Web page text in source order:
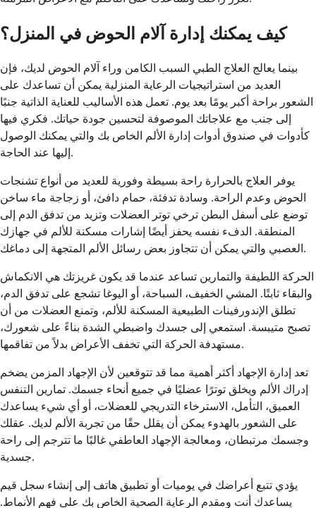
كيف يمكنك إدارة آلام الحوض في المنزل؟
بينما يعالج العلاج الطبي السبب الكامن وراء آلام الحوض لديك، فإن
العديد من استراتيجيات الرعاية المنزلية يمكن أن تساعدك على
الشعور براحة أكبر يومًا بعد يوم. تعمل هذه الأساليب للعناية الذاتية جنبًا
إلى جنب مع علاجاتك الموصوفة لتحسين جودة حياتك. فكري فيها
كأدوات في صندوق أدوات إدارة الألم الخاص بك والتي يمكنك الوصول
إليها عند الحاجة.
يوفر العلاج بالحرارة راحة بسيطة وفورية للعديد من أنواع تشنجات
الحوض وعدم الراحة. وسادة تدفئة، حمام دافئ، أو زجاجة ماء ساخن
توضع على أسفل البطن ترخي توتر العضلات وتزيد من تدفق الدم إلى
المنطقة. الدفء نفسه يحفز أيضًا إشارات مسكنة للألم في جهازك
العصبي والتي يمكن أن تتجاوز بعض رسائل الألم المتجهة إلى دماغك.
الحركة اللطيفة والتمارين تساعد عندما قد يكون غريزتك هي الانكماش
والبقاء ثابتًا. المشي الخفيف، السباحة، أو اليوغا تشجع على تدفق الدم،
تطلق الإندورفينات الطبيعية المسكنة للألم، وتمنع العضلات من أن
تصبح متيبسة. استمعي إلى جسدك واضبطي الشدة بناءً على شعورك،
مستهدفة الحركة التي تخفف الأعراض بدلاً من تفاقمها.
تعد إدارة الإجهاد أكثر أهمية مما قد تتوقعين لأن الإجهاد المزمن يضخم
إدراك الألم ويخلق توترًا عضليًا في جميع أنحاء جسمك. تمارين التنفس
العميق، التأمل، الاسترخاء التدريجي للعضلات، أو أي شيء يساعدك
على الشعور بالهدوء يمكن أن يقلل حقًا من تجربة الألم لديك. عقلك
وجسمك مرتبطان، ومعالجة الإجهاد العاطفي غالبًا ما تترجم إلى راحة
جسدية.
يؤدي تتبع أعراضك في يوميات أو تطبيق هاتف إلى إنشاء سجل قيم
يساعدك أنت ومقدم الرعاية الصحية الخاص بك على فهم الأنماط.